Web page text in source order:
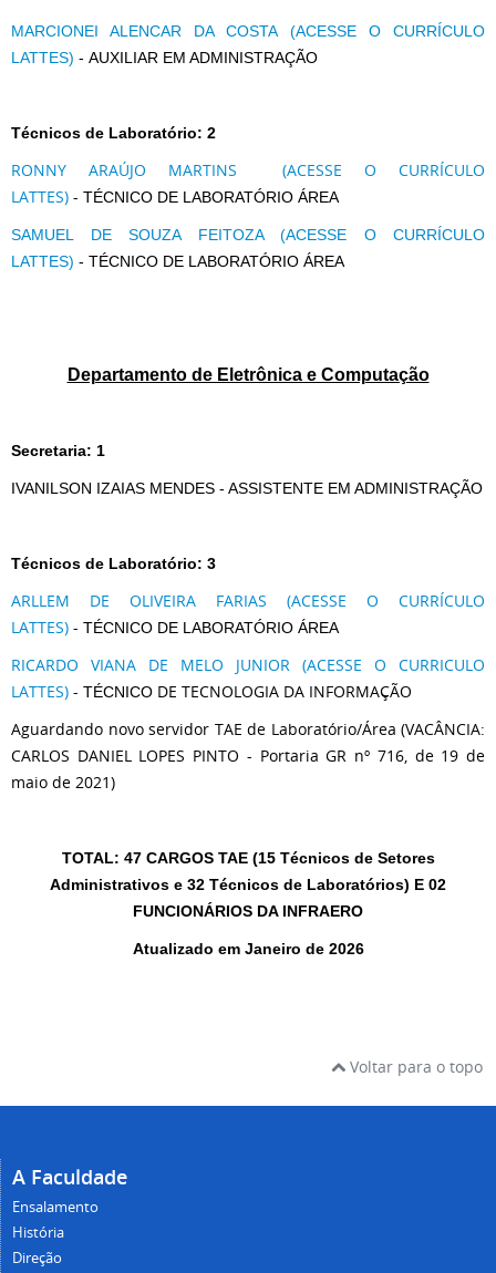
MARCIONEI ALENCAR DA COSTA
(ACESSE O CURRÍCULO
LATTES) - AUXILIAR EM ADMINISTRAÇÃO
Técnicos de Laboratório: 2
RONNY ARAÚJO MARTINS (ACESSE O CURRÍCULO
LATTES) - TÉCNICO DE LABORATÓRIO ÁREA
SAMUEL DE SOUZA FEITOZA (ACESSE O CURRÍCULO
LATTES) - TÉCNICO DE LABORATÓRIO ÁREA
Departamento de Eletrônica e Computação
Secretaria: 1
IVANILSON IZAIAS MENDES - ASSISTENTE EM ADMINISTRAÇÃO
Técnicos de Laboratório: 3
ARLLEM DE OLIVEIRA FARIAS (ACESSE O CURRÍCULO
LATTES) - TÉCNICO DE LABORATÓRIO ÁREA
RICARDO VIANA DE MELO JUNIOR (ACESSE O CURRICULO
LATTES) - TÉCNICO DE TECNOLOGIA DA INFORMAÇÃO
Aguardando novo servidor TAE de Laboratório/Área (VACÂNCIA:
CARLOS DANIEL LOPES PINTO - Portaria GR nº 716, de 19 de
maio de 2021)
TOTAL: 47 CARGOS TAE (15 Técnicos de Setores
Administrativos e 32 Técnicos de Laboratórios) E 02
FUNCIONÁRIOS DA INFRAERO
Atualizado em Janeiro de 2026
Voltar para o topo
A Faculdade
Ensalamento
História
Direção